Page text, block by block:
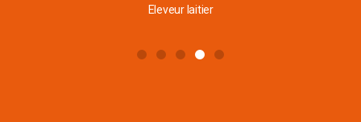
Eleveur laitier